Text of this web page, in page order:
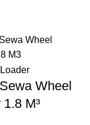
Wheel
M³